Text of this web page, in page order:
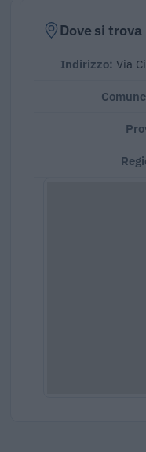
Dove si trova
Indirizzo: Via